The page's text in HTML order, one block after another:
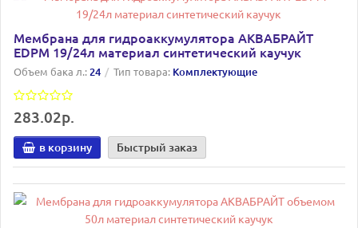
Мембрана для гидроаккумулятора АКВАБРАЙТ
EDPM 19/24л материал синтетический каучук
Объем бака л.:24 Тип товара: Комплектующие
283.02р.
в корзину Быстрый заказ